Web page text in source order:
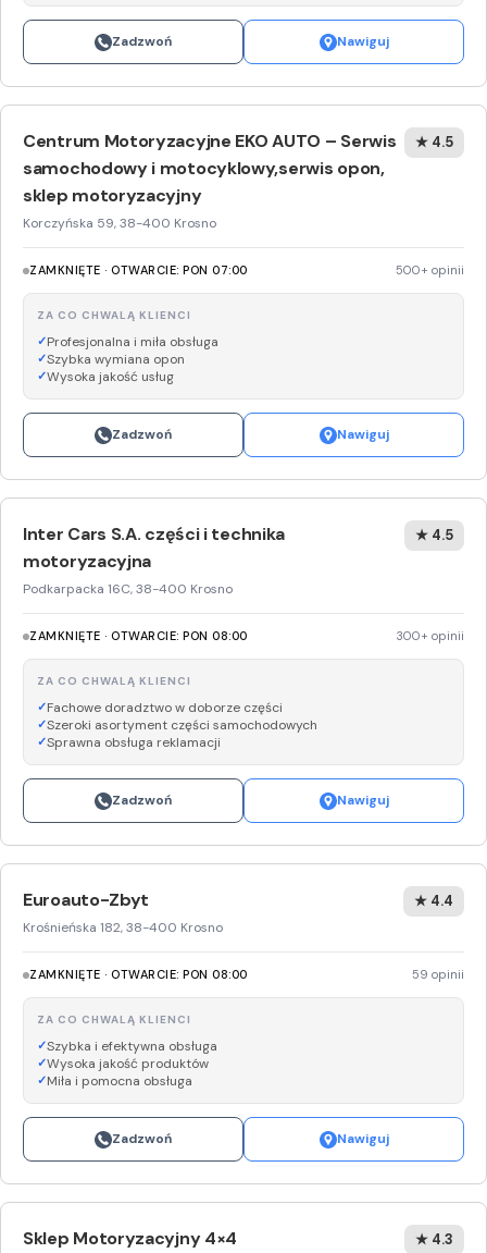
Zadzwoń Nawiguj
Centrum Motoryzacyjne EKO AUTO – Serwis
samochodowy i motocyklowy,serwis opon,
sklep motoryzacyjny
Korczyńska 59, 38-400 Krosno
★ 4.5
ZAMKNIĘTE · OTWARCIE: PON 07:00 500+ opinii
ZA CO CHWALĄ KLIENCI
Profesjonalna i miła obsługa
Szybka wymiana opon
Wysoka jakość usług
Zadzwoń Nawiguj
Inter Cars S.A. części i technika
motoryzacyjna
Podkarpacka 16C, 38-400 Krosno
★ 4.5
ZAMKNIĘTE · OTWARCIE: PON 08:00 300+ opinii
ZA CO CHWALĄ KLIENCI
Fachowe doradztwo w doborze części
Szeroki asortyment części samochodowych
Sprawna obsługa reklamacji
Zadzwoń Nawiguj
Euroauto-Zbyt
Krośnieńska 182, 38-400 Krosno
★ 4.4
ZAMKNIĘTE · OTWARCIE: PON 08:00 59 opinii
ZA CO CHWALĄ KLIENCI
Szybka i efektywna obsługa
Wysoka jakość produktów
Miła i pomocna obsługa
Zadzwoń Nawiguj
Sklep Motoryzacyjny 4×4 ★ 4.3